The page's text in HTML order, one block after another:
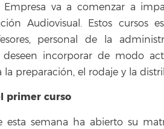
va a comenzar a
Audiovisual. Estos cursos
personal de la
incorporar de modo
la preparación, el rodaje y la
primer curso
esta semana ha abierto su